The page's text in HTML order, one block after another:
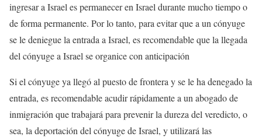
ingresar a Israel es permanecer en Israel durante mucho tiempo o
de forma permanente. Por lo tanto, para evitar que a un cónyuge
se le deniegue la entrada a Israel, es recomendable que la llegada
del cónyuge a Israel se organice con anticipación
Si el cónyuge ya llegó al puesto de frontera y se le ha denegado la
entrada, es recomendable acudir rápidamente a un abogado de
inmigración que trabajará para prevenir la dureza del veredicto, o
sea, la deportación del cónyuge de Israel, y utilizará las